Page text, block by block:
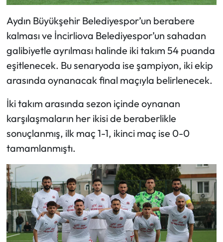
Aydın Büyükşehir Belediyespor’un berabere
kalması ve İncirliova Belediyespor’un sahadan
galibiyetle ayrılması halinde iki takım 54 puanda
eşitlenecek. Bu senaryoda ise şampiyon, iki ekip
arasında oynanacak final maçıyla belirlenecek.
İki takım arasında sezon içinde oynanan
karşılaşmaların her ikisi de beraberlikle
sonuçlanmış, ilk maç 1-1, ikinci maç ise 0-0
tamamlanmıştı.